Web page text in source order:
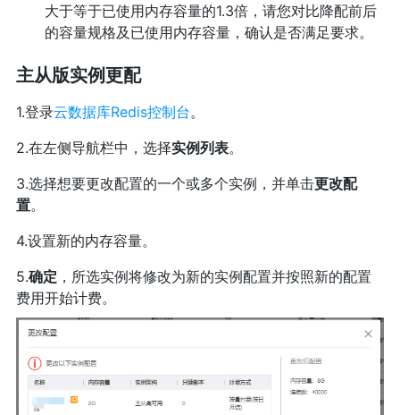
大于等于已使用内存容量的1.3倍，请您对比降配前后
的容量规格及已使用内存容量，确认是否满足要求。
主从版实例更配
1.登录云数据库Redis控制台。
2.在左侧导航栏中，选择实例列表。
3.选择想要更改配置的一个或多个实例，并单击更改配
置。
4.设置新的内存容量。
5.确定 ，所选实例将修改为新的实例配置并按照新的配置
费用开始计费。